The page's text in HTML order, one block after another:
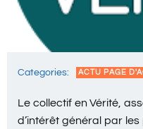
Categories: ACTU PAGE
Le collectif en Vérité,
d’intérêt général par